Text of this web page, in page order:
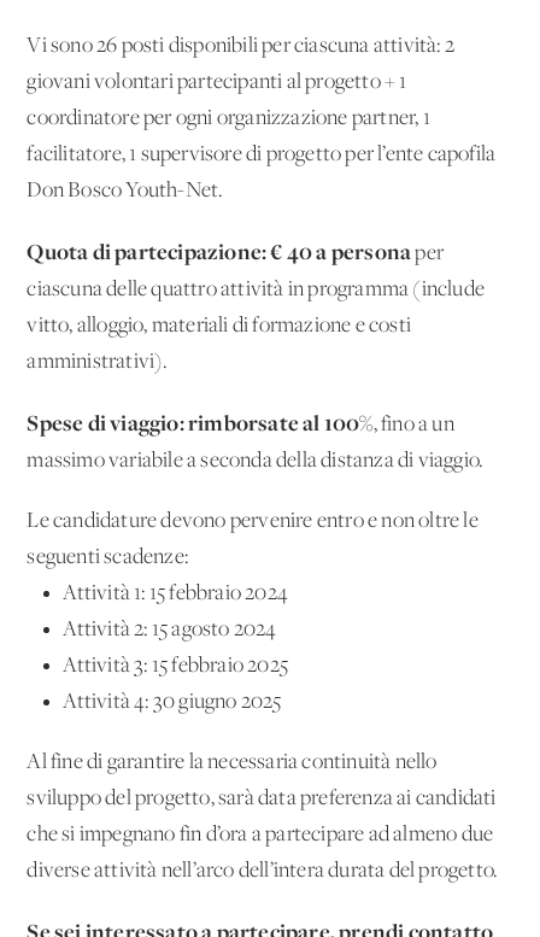
Vi sono 26 posti disponibili per ciascuna attività: 2
giovani volontari partecipanti al progetto + 1
coordinatore per ogni organizzazione partner, 1
facilitatore, 1 supervisore di progetto per l’ente capofila
Don Bosco Youth-Net.
Quota di partecipazione: € 40 a personaper
ciascuna delle quattro attività in programma (include
vitto, alloggio, materiali di formazione e costi
amministrativi).
Spese di viaggio: rimborsate al 100%, fino a un
massimo variabile a seconda della distanza di viaggio.
Le candidature devono pervenire entro e non oltre le
seguenti scadenze:
Attività 1: 15 febbraio 2024
Attività 2: 15 agosto 2024
Attività 3: 15 febbraio 2025
Attività 4: 30 giugno 2025
Al fine di garantire la necessaria continuità nello
sviluppo del progetto, sarà data preferenza ai candidati
che si impegnano fin d’ora a partecipare ad almeno due
diverse attività nell’arco dell’intera durata del progetto.